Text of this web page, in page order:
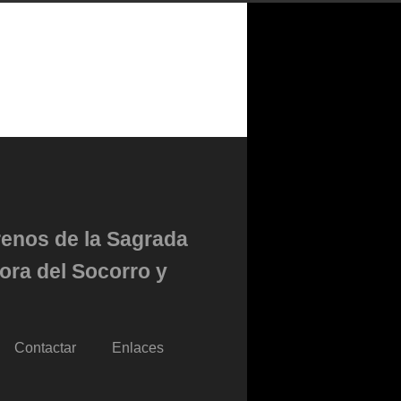
de la Sagrada
del Socorro y
Contactar Enlaces